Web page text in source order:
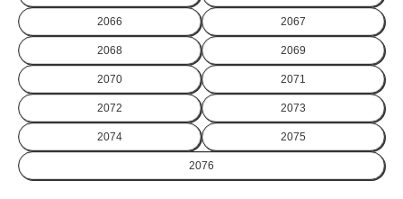
2066 2067
2068 2069
2070 2071
2072 2073
2074 2075
2076